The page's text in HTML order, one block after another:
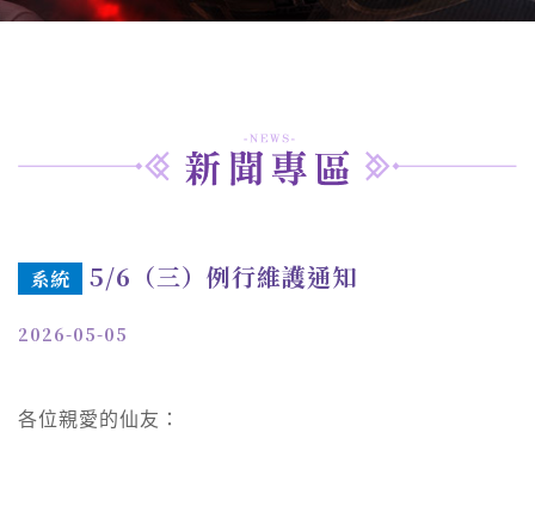
系統 5/6（三）例行維護通知
2026-05-05
各位親愛的仙友：